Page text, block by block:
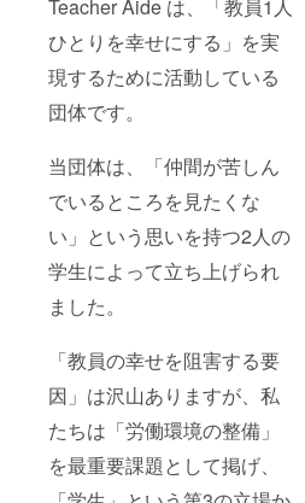
Teacher Aide は、「教員1人
ひとりを幸せにする」を実
現するために活動している
団体です。
当団体は、「仲間が苦しん
でいるところを見たくな
い」という思いを持つ2人の
学生によって立ち上げられ
ました。
「教員の幸せを阻害する要
因」は沢山ありますが、私
たちは「労働環境の整備」
を最重要課題として掲げ、